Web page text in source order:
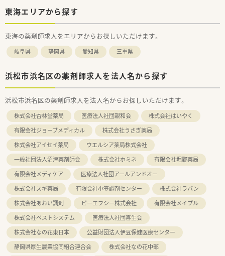
東海エリアから探す
東海の薬剤師求人をエリアからお探しいただけます。
岐阜県 静岡県 愛知県 三重県
浜松市浜名区の薬剤師求人を法人名から探す
浜松市浜名区の薬剤師求人を法人名からお探しいただけます。
株式会社杏林堂薬局 医療法人社団親和会
株式会社はいやく
有限会社ジョーブメディカル
株式会社うさぎ薬局
株式会社アイセイ薬局
ウエルシア薬局株式会社
一般社団法人沼津薬剤師会
株式会社ホミネ
有限会社堀野薬局
有限会社メディケア
医療法人社団アールアンドオー
株式会社スギ薬局
有限会社小笠調剤センター
株式会社ラパン
株式会社あおい調剤
ピーエフシー株式会社
有限会社メイプル
株式会社ベストシステム
医療法人社団喜生会
株式会社なの花東日本
公益財団法人伊豆保健医療センター
静岡県厚生農業協同組合連合会
株式会社なの花中部